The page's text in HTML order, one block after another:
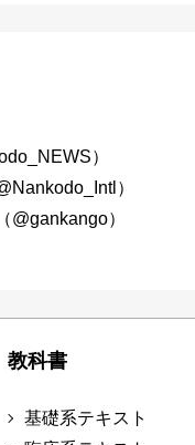
）
）
@gankango）
教科書
基礎系テキスト